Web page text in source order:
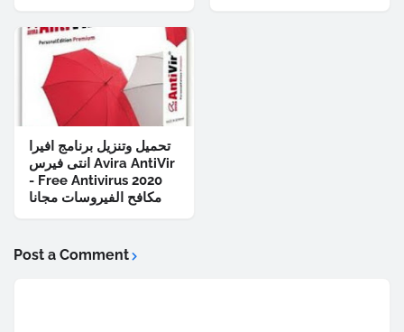
تحميل وتنزيل برنامج افيرا
انتى فيرس Avira AntiVir
- Free Antivirus 2020
مكافح الفيروسات مجانا
Post a Comment